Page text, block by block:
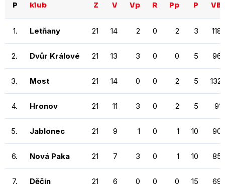
P klub Z V Vp R Pp P VB
1. Letňany 21 14 2 0 2 3 118
2. Dvůr Králové 21 13 3 0 0 5 96
3. Most 21 14 0 0 2 5 132
4. Hronov 21 11 3 0 2 5 91
5. Jablonec 21 9 1 0 1 10 90
6. Nová Paka 21 7 3 0 1 10 85
7. Děčín 21 6 0 0 0 15 69